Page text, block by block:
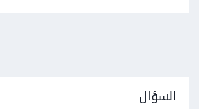
السؤال